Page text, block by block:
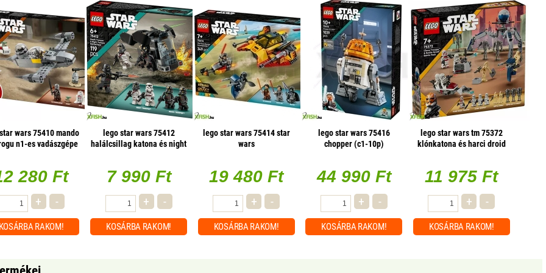
wars 75410 mando
n1-es vadászgépe
280 Ft
+ -
RAKOM!
lego star wars 75412
halálcsillag katona és night
7 990 Ft
+ -
KOSÁRBA RAKOM!
lego star wars 75414 star
wars
19 480 Ft
+ -
KOSÁRBA RAKOM!
lego star wars 75416
chopper (c1-10p)
44 990 Ft
+ -
KOSÁRBA RAKOM!
lego star wars tm 75372
klónkatona és harci droid
11 975 Ft
+ -
KOSÁRBA RAKOM!